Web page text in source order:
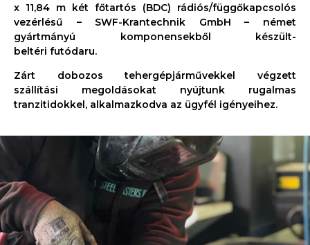
x 11,84 m két főtartós (BDC) rádiós/függőkapcsolós
vezérlésű – SWF-Krantechnik GmbH – német
gyártmányú komponensekből készült-
beltéri futódaru.
Zárt dobozos tehergépjárművekkel végzett
szállítási megoldásokat nyújtunk rugalmas
tranzitidokkel, alkalmazkodva az ügyfél igényeihez.